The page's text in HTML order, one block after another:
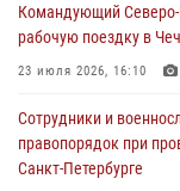
Росгвардейцы
«Гвардеец» в Пензе
06 августа 2026, 12:00
В Курске
второй годовщине
06 августа 2026, 11:56
Командующий Северо-
рабочую поездку в
23 июля 2026, 16:10
Сотрудники и
правопорядок при
Санкт-Петербурге